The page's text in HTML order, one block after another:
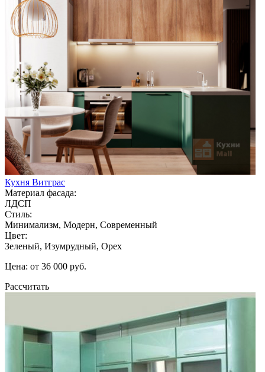
Кухня Витграс
Материал фасада:
ЛДСП
Стиль:
Минимализм, Модерн, Современный
Цвет:
Зеленый, Изумрудный, Орех
Цена: от 36 000 руб.
Рассчитать